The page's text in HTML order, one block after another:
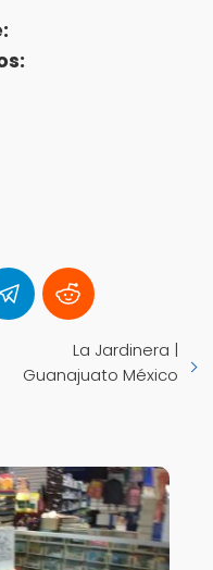
La Jardinera |
Guanajuato México